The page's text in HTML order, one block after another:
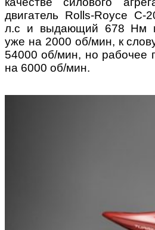
двигатель Rolls-Royce
л.с и выдающий 678 Нм
уже на 2000 об/мин, к
54000 об/мин, но рабочее
на 6000 об/мин.